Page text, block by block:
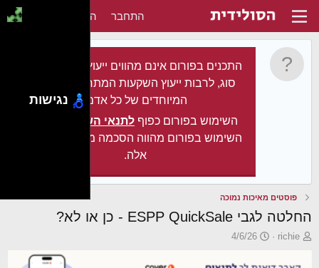
התחבר הירשם
התכנים בפורום אינם מהווים ייעוץ מקצועי מכל
סוג, לרבות ייעוץ השקעות המתחשב בצרכיו
המיוחדים של כל אדם.
השימוש בפורום כפוף לתנאי השימוש
השימוש בפורום מהווה הסכמה מלאה לתנאים
אלה.
פוסטים מאיכות נמוכה
החלטה לגבי ESPP QuickSale - כן או לא?
פ
richie
פ
4/6/26
נגישות